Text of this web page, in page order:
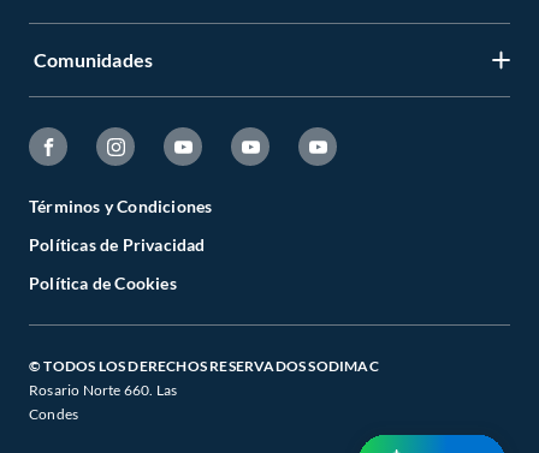
Comunidades
Términos y Condiciones
Políticas de Privacidad
Política de Cookies
© TODOS LOS DERECHOS RESERVADOS SODIMAC
Rosario Norte 660. Las
Condes